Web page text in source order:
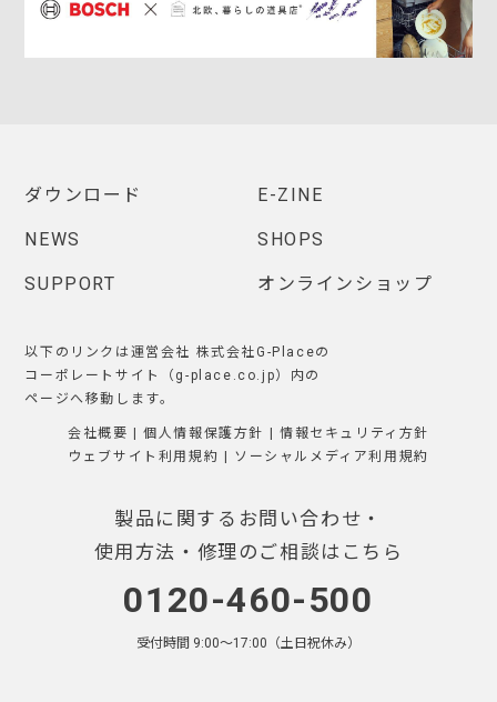
ダウンロード E-ZINE
NEWS SHOPS
SUPPORT オンラインショップ
以下のリンクは運営会社 株式会社G-Placeの
コーポレートサイト（g-place.co.jp）内の
ページへ移動します。
会社概要 |個人情報保護方針 | 情報セキュリティ方針
ウェブサイト利用規約 | ソーシャルメディア利用規約
製品に関するお問い合わせ・
使用方法・修理のご相談はこちら
0120-460-500
受付時間 9:00〜17:00（土日祝休み）